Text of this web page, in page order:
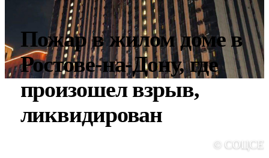
Пожар в жилом доме в
Ростове-на-Дону, где
произошел взрыв,
ликвидирован
©